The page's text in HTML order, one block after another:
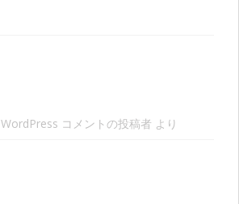
WordPress コメントの投稿者 より